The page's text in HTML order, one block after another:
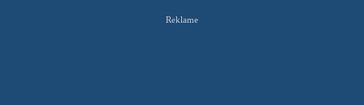
Reklame